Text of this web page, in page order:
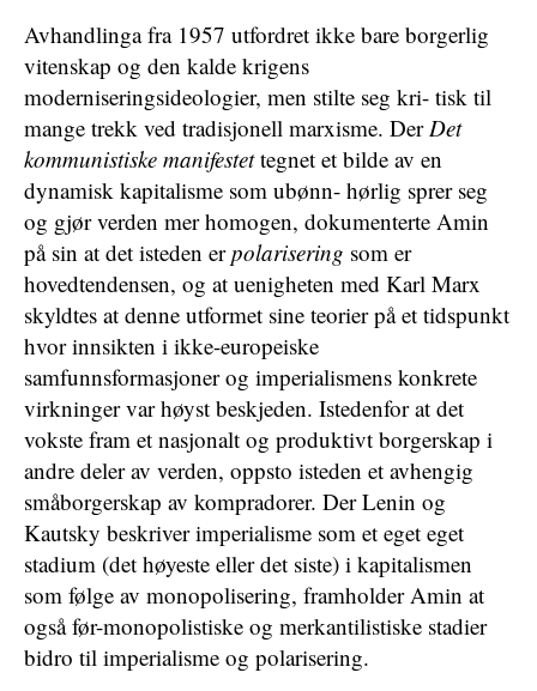
Avhandlinga fra 1957 utfordret ikke bare borgerlig
vitenskap og den kalde krigens
moderniseringsideologier, men stilte seg kri- tisk til
mange trekk ved tradisjonell marxisme. DerDet
kommunistiske manifestettegnet et bilde av en
dynamisk kapitalisme som ubønn- hørlig sprer seg
og gjør verden mer homogen, dokumenterte Amin
på sin at det isteden erpolarisering som er
hovedtendensen, og at uenigheten med Karl Marx
skyldtes at denne utformet sine teorier på et tidspunkt
hvor innsikten i ikke-europeiske
samfunnsformasjoner og imperialismens konkrete
virkninger var høyst beskjeden. Istedenfor at det
vokste fram et nasjonalt og produktivt borgerskap i
andre deler av verden, oppsto isteden et avhengig
småborgerskap av kompradorer. Der Lenin og
Kautsky beskriver imperialisme som et eget eget
stadium (det høyeste eller det siste) i kapitalismen
som følge av monopolisering, framholder Amin at
også før-monopolistiske og merkantilistiske stadier
bidro til imperialisme og polarisering.